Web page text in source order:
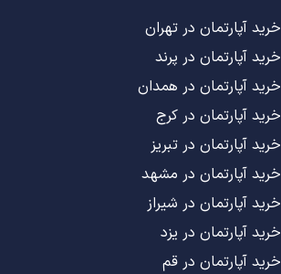
خرید آپارتمان در تهران
خرید آپارتمان در پرند
خرید آپارتمان در همدان
خرید آپارتمان در کرج
خرید آپارتمان در تبریز
خرید آپارتمان در مشهد
خرید آپارتمان در شیراز
خرید آپارتمان در یزد
خرید آپارتمان در قم